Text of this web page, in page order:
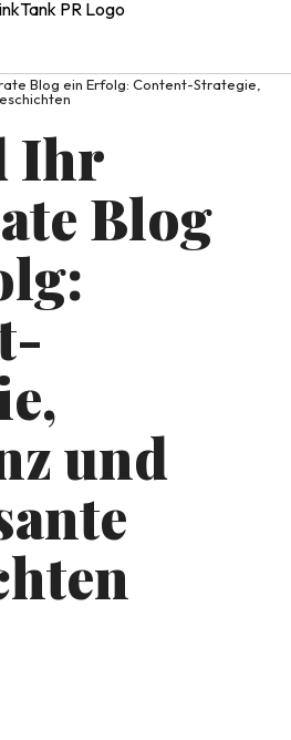
Blog ein Erfolg: Content-Strategie,
Ihr
Blog
und